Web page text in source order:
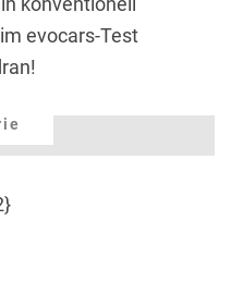
evocars-Test